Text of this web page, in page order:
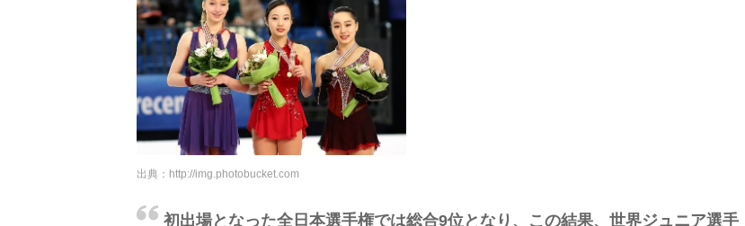
出典： http://img.photobucket.com
初出場となった全日本選手権では総合9位となり、この結果、世界ジュニア選手